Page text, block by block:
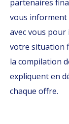
partenaires
vous
avec vous
votre situation
la compilation
expliquent en
chaque offre.